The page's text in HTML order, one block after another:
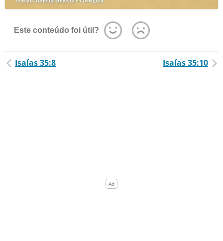
Este conteúdo foi útil?
Isaías 35:8 Isaías 35:10